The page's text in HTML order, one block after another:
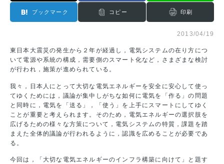
ブックマーク コピー 印刷
2013/04/19
東日本大震災の発生から２年が経過し，電気システムの在り方につ
いて電源や系統の構成，需要側のスマート化など，さまざまな検討
が行われ，施策が進められている。
我々，日本人にとって大切な電気エネルギーを安全に安心して使っ
てゆくためには，議論が集中しがちな如何に電気を「作る」の問題
と同時に，電気を「送る」，「使う」を上手にスマートにしてゆく
ことが重要と考えられます。そのため，電気エネルギーの選択肢を
広げるための様々な方策について，電気システムの特質，課題を踏
まえた全体的議論が行われるように，認識を広めることが必要であ
る。
今回は，「大切な電気エネルギーのインフラ構築に向けて」と題す